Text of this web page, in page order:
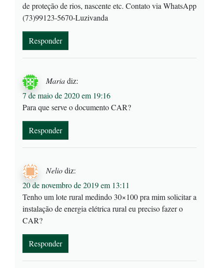
de proteção de rios, nascente etc. Contato via WhatsApp
(73)99123-5670-Luzivanda
Responder
Mariadiz:
7 de maio de 2020 em 19:16
Para que serve o documento CAR?
Responder
Neliodiz:
20 de novembro de 2019 em 13:11
Tenho um lote rural medindo 30×100 pra mim solicitar a
instalação de energia elétrica rural eu preciso fazer o
CAR?
Responder